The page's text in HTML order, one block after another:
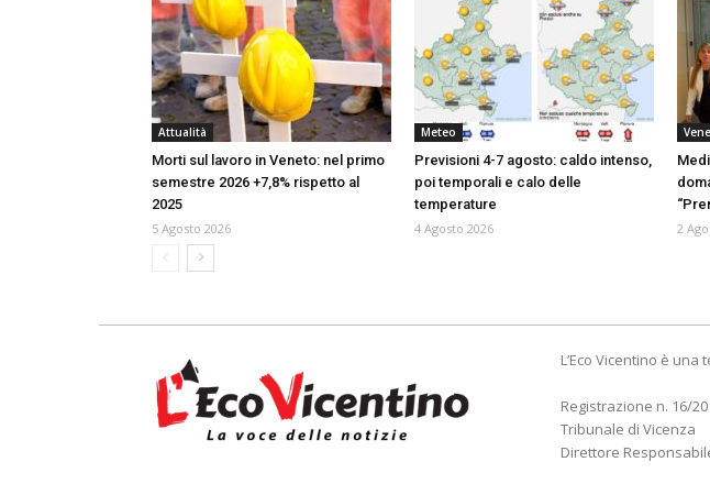
Attualità
Morti sul lavoro in Veneto: nel primo
semestre 2026 +7,8% rispetto al
2025
5 Agosto 2026
Meteo
Previsioni 4-7 agosto: caldo intenso,
poi temporali e calo delle
temperature
4 Agosto 2026
2
L’Eco Vicentino è
Registrazione n. 16/
Tribunale di Vicenza
Direttore